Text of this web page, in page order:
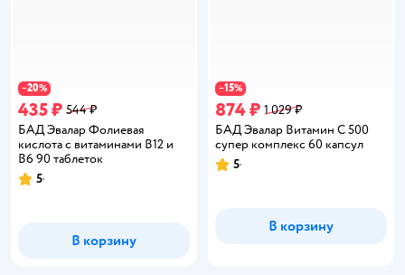
−20%
435 ₽ 544 ₽
БАД Эвалар Фолиевая
кислота с витаминами В12 и
В6 90 таблеток
Рейтинг:
5
В корзину
−15%
874 ₽ 1 029 ₽
БАД Эвалар Витамин С 500
супер комплекс 60 капсул
Рейтинг:
5
В корзину